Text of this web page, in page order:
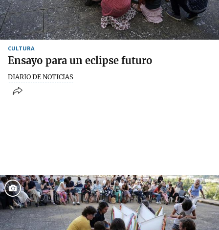
CULTURA
Ensayo para un eclipse futuro
DIARIO DE NOTICIAS